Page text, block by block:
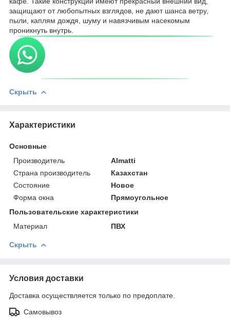
защищают от любопытных взглядов, не дают шанса ветру,
пыли, каплям дождя, шуму и навязчивым насекомым
проникнуть внутрь.
Скрыть
Характеристики
Основные
Производитель
Almatti
Страна производитель
Казахстан
Состояние
Новое
Форма окна
Прямоугольное
Пользовательские характеристики
Материал
ПВХ
Скрыть
Условия доставки
Доставка осуществляется только по предоплате.
Самовывоз